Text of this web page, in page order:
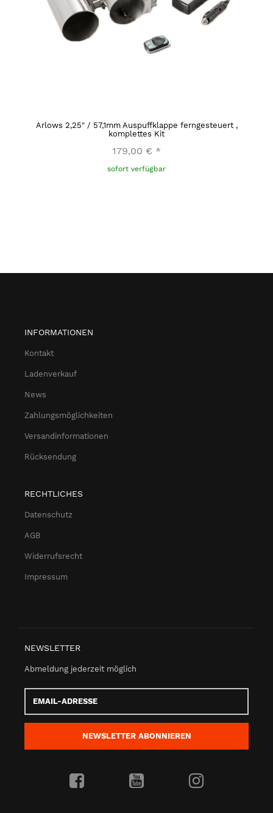
Arlows 2,25" / 57,1mm Auspuffklappe ferngesteuert ,
komplettes Kit
179,00 € *
sofort verfügbar
INFORMATIONEN
Kontakt
Ladenverkauf
News
Zahlungsmöglichkeiten
Versandinformationen
Rücksendung
RECHTLICHES
Datenschutz
AGB
Widerrufsrecht
Impressum
NEWSLETTER
Abmeldung jederzeit möglich
Email-
Adresse
NEWSLETTER ABONNIEREN